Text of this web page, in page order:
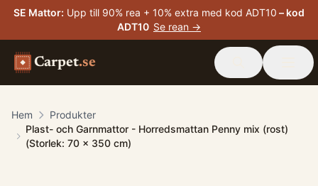
SE Mattor: Upp till 90% rea + 10% extra med kod ADT10 – kod
ADT10 Se rean →
Carpet.se
Hem
Produkter
Plast- och Garnmattor - Horredsmattan Penny mix (rost)
(Storlek: 70 x 350 cm)